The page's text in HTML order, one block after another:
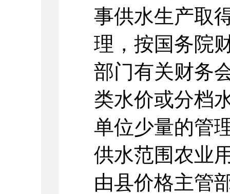
事供水生产取
理，按国务院
部门有关财务
类水价或分档
单位少量的管
供水范围农业
由县价格主管